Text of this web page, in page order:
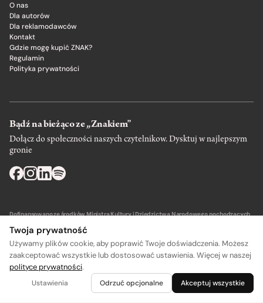
O nas
Dla autorów
Dla reklamodawców
Kontakt
Gdzie mogę kupić ZNAK?
Regulamin
Polityka prywatności
Bądź na bieżąco ze „Znakiem”
Dołącz do społeczności naszych czytelnikow. Dysktuj w najlepszym
gronie
Dofinansowano ze środków Ministra Kultury i Dziedzictwa Narodowego pochodzących
Wydawca: SIW Znak w Krakowie
Twoja prywatność
Używamy plików cookie, aby poprawić Twoje doświadczenia. Możesz
zaakceptować wszystkie lub dostosować ustawienia. Więcej w naszej
polityce prywatności.
Ustawienia Odrzuć opcjonalne Akceptuj wszystkie